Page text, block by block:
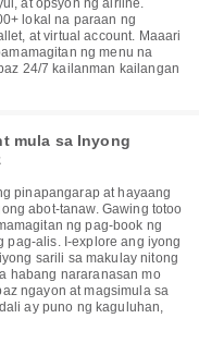
at opsyon ng airline.
lokal na paraan ng
at virtual account. Maaari
ng menu na
24/7 kailanman kailangan
mula sa Inyong
pinapangarap at hayaang
abot-tanaw. Gawing totoo
ng pag-book ng
pag-alis. I-explore ang iyong
sarili sa makulay nitong
habang nararanasan mo
ngayon at magsimula sa
ay puno ng kaguluhan,